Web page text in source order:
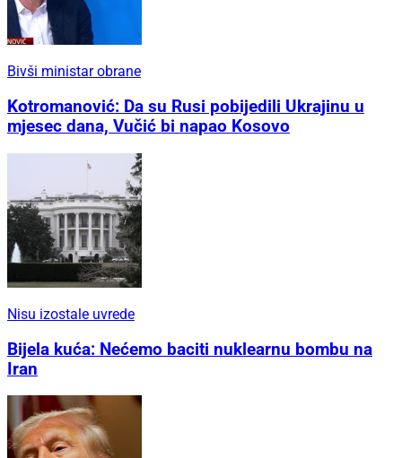
Bivši ministar obrane
Kotromanović: Da su Rusi pobijedili Ukrajinu u
mjesec dana, Vučić bi napao Kosovo
Nisu izostale uvrede
Bijela kuća: Nećemo baciti nuklearnu bombu na
Iran